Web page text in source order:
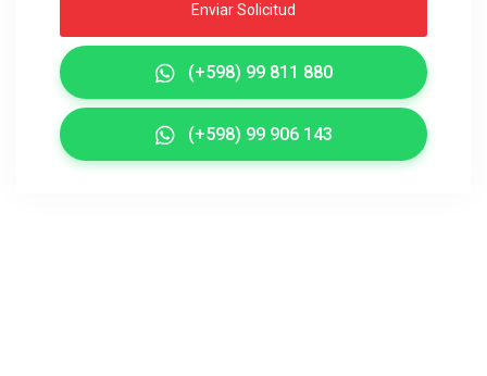
Enviar Solicitud
(+598) 99 811 880
(+598) 99 906 143